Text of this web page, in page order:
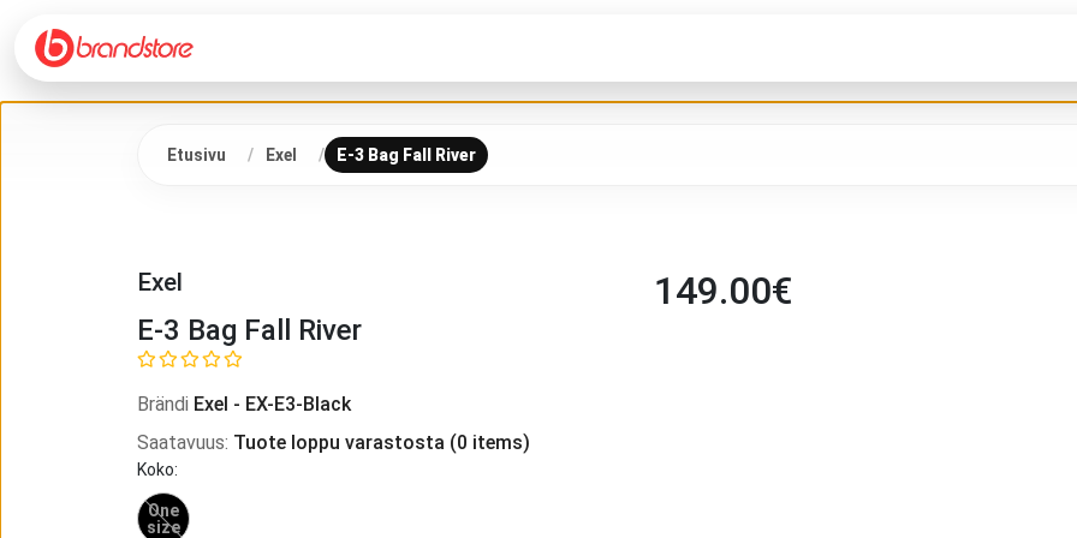
Etusivu Exel E-3 Bag Fall River
Exel 149.00€
E-3 Bag Fall River
Brändi Exel - EX-E3-Black
Saatavuus: Tuote loppu varastosta (0 items)
Koko:
One
size